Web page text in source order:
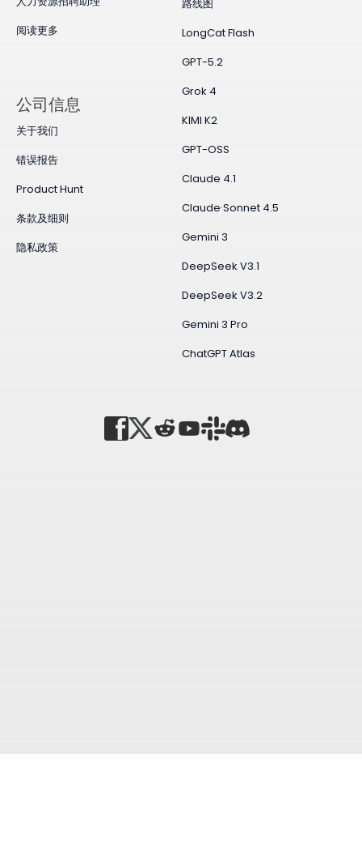
阅读更多
路线图
LongCat Flash
GPT-5.2
Grok 4
KIMI K2
GPT-OSS
Claude 4.1
Claude·Sonnet 4.5
Gemini 3
DeepSeek V3.1
DeepSeek V3.2
Gemini 3 Pro
ChatGPT Atlas
公司信息
关于我们
错误报告
Product Hunt
条款及细则
隐私政策